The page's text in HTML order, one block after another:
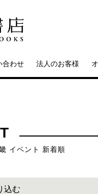
合わせ 法人のお客様
イベント 新着順
込む